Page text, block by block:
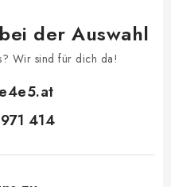
der Auswahl
Wir sind für dich da!
e4e5.at
414